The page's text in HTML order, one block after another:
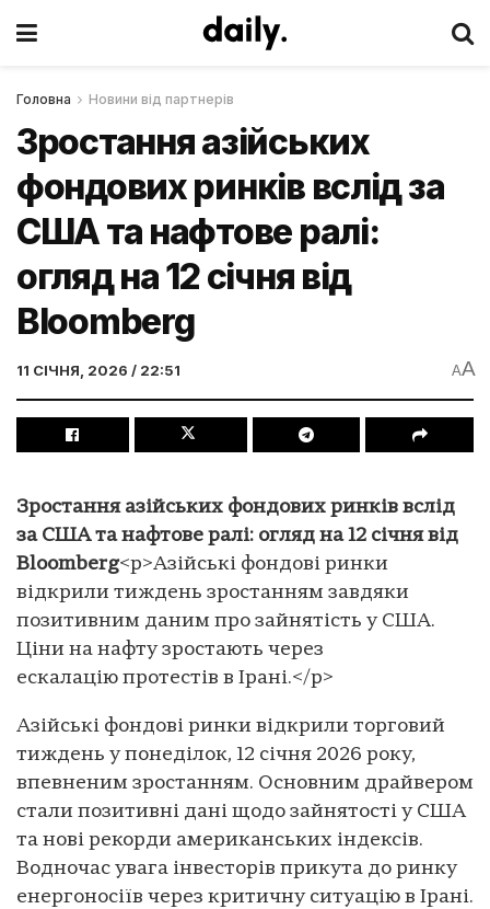
Головна Новини від партнерів
Зростання азійських
фондових ринків вслід за
США та нафтове ралі:
огляд на 12 січня від
Bloomberg
11 СІЧНЯ, 2026 / 22:51 AA
Зростання азійських фондових ринків вслід
за США та нафтове ралі: огляд на 12 січня від
Bloomberg<p>Азійські фондові ринки
відкрили тиждень зростанням завдяки
позитивним даним про зайнятість у США.
Ціни на нафту зростають через
ескалацію протестів в Ірані.</p>
Азійські фондові ринки відкрили торговий
тиждень у понеділок, 12 січня 2026 року,
впевненим зростанням. Основним драйвером
стали позитивні дані щодо зайнятості у США
та нові рекорди американських індексів.
Водночас увага інвесторів прикута до ринку
енергоносіїв через критичну ситуацію в Ірані.